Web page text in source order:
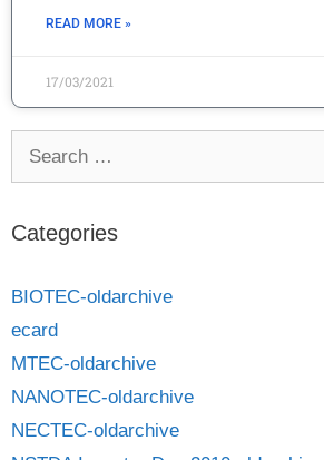
READ MORE »
17/03/2021
Categories
BIOTEC-oldarchive
ecard
MTEC-oldarchive
NANOTEC-oldarchive
NECTEC-oldarchive